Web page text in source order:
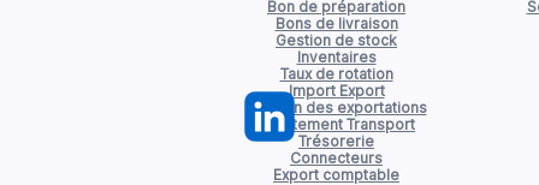
Bon de préparation
Bons de livraison
Gestion de stock
Inventaires
Taux de rotation
Import Export
Gestion des exportations
Affrètement Transport
Trésorerie
Connecteurs
Export comptable